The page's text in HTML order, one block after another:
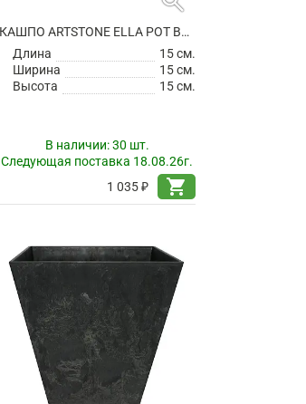
КАШПО ARTSTONE ELLA POT BLACK
Длина
15 см.
Ширина
15 см.
Высота
15 см.
В наличии:30 шт.
Следующая поставка 18.08.26г.
1 035 ₽
shopping_cart